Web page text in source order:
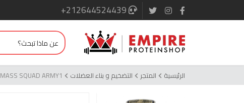
+212644524439
الرئيسية المتجر التضخيم و بناء العضلات MASS SQUAD ARMY1